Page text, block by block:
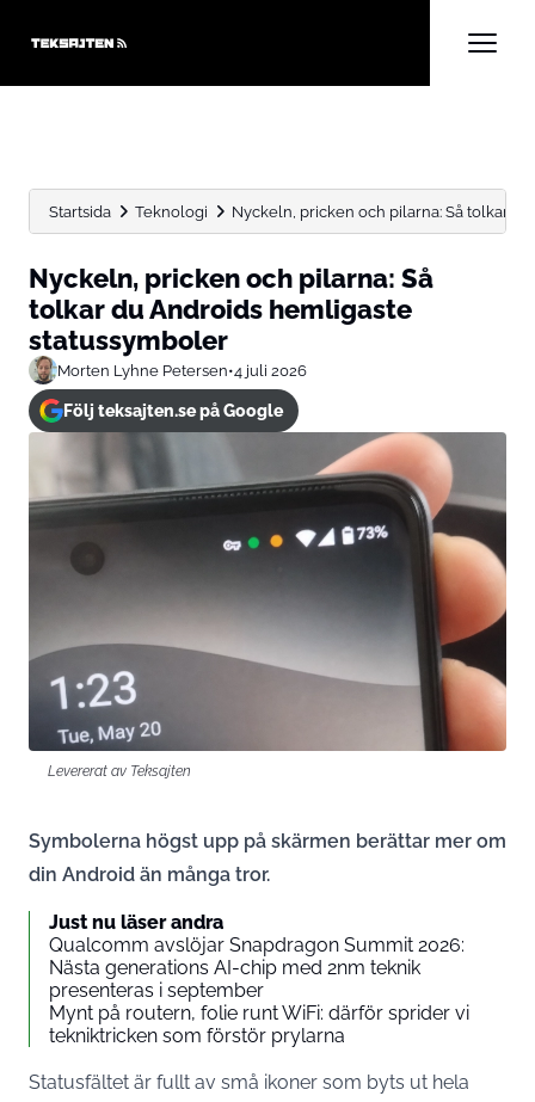
Startsida Teknologi Nyckeln, pricken och pilarna: Så tolkar
Nyckeln, pricken och pilarna: Så
tolkar du Androids hemligaste
statussymboler
Morten Lyhne Petersen•4 juli 2026
Följ teksajten.se på Google
Levererat av Teksajten
Symbolerna högst upp på skärmen berättar mer om
din Android än många tror.
Just nu läser andra
Qualcomm avslöjar Snapdragon Summit 2026:
Nästa generations AI-chip med 2nm teknik
presenteras i september
Mynt på routern, folie runt WiFi: därför sprider vi
tekniktricken som förstör prylarna
Statusfältet är fullt av små ikoner som byts ut hela